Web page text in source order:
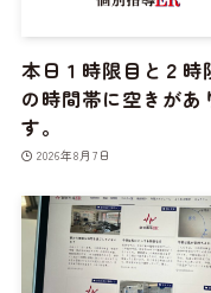
本日１時限目と２時
の時間帯に空きがあ
す。
2026年8月7日